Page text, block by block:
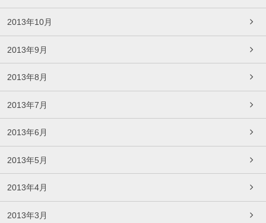
2013年10月
2013年9月
2013年8月
2013年7月
2013年6月
2013年5月
2013年4月
2013年3月